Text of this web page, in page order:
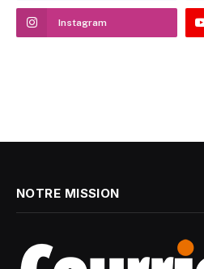
Instagram
NOTRE MISSION